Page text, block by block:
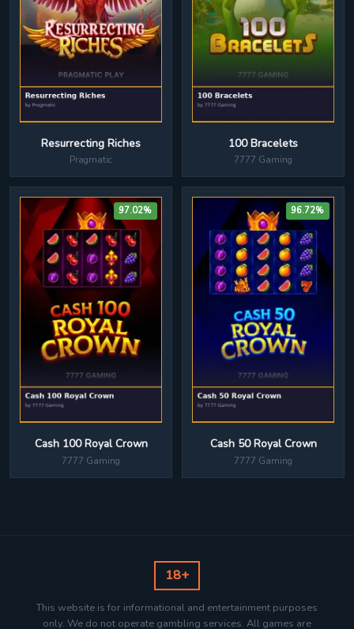
Resurrecting Riches
Pragmatic
100 Bracelets
7777 Gaming
97.02%
Cash 100 Royal Crown
7777 Gaming
96.72%
Cash 50 Royal Crown
7777 Gaming
18+
This website is for informational and entertainment purposes
only. We do not operate gambling services. All games are